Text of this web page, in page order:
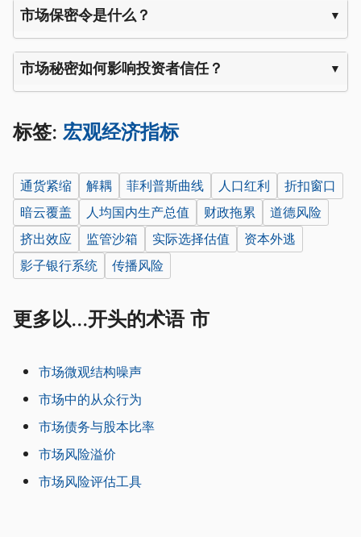
市场保密令是什么？
市场秘密如何影响投资者信任？
标签: 宏观经济指标
通货紧缩 解耦 菲利普斯曲线 人口红利
折扣窗口
暗云覆盖
人均国内生产总值 财政拖累
道德风险
挤出效应
监管沙箱 实际选择估值
资本外逃
影子银行系统
传播风险
更多以...开头的术语 市
市场微观结构噪声
市场中的从众行为
市场债务与股本比率
市场风险溢价
市场风险评估工具